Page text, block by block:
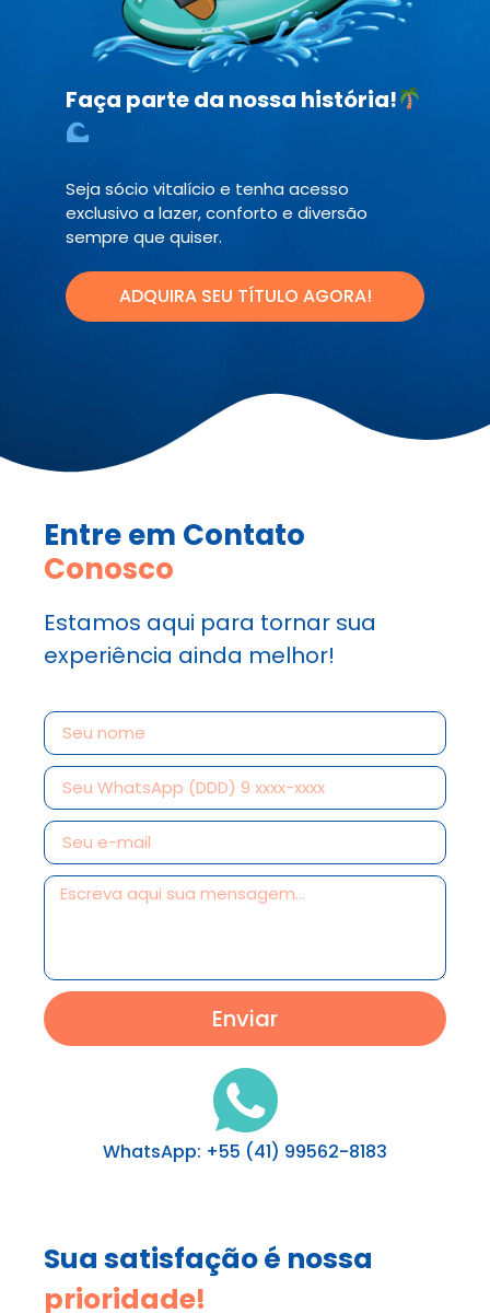
Faça parte da nossa história!
Seja sócio vitalício e tenha acesso
exclusivo a lazer, conforto e diversão
sempre que quiser.
ADQUIRA SEU TÍTULO AGORA!
Entre em Contato
Conosco
Estamos aqui para tornar sua
experiência ainda melhor!
Enviar
WhatsApp: +55 (41) 99562-8183
Sua satisfação é nossa
prioridade!